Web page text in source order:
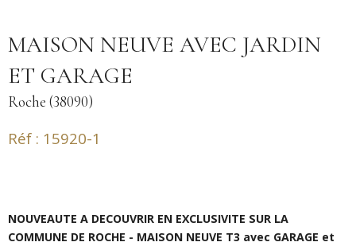
MAISON NEUVE AVEC JARDIN
ET GARAGE
Roche (38090)
Réf : 15920-1
NOUVEAUTE A DECOUVRIR EN EXCLUSIVITE SUR LA
COMMUNE DE ROCHE - MAISON NEUVE T3 avec GARAGE et